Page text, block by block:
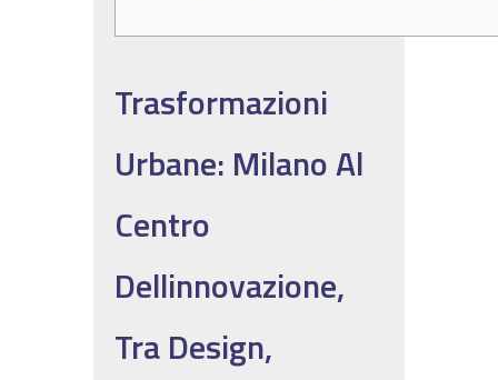
Trasformazioni
Urbane: Milano Al
Centro
Dellinnovazione,
Tra Design,